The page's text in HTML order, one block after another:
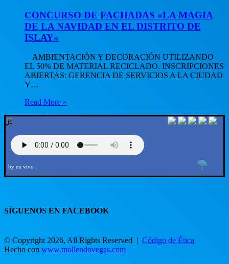
CONCURSO DE FACHADAS «LA MAGIA
DE LA NAVIDAD EN EL DISTRITO DE
ISLAY»
AMBIENTACIÓN Y DECORACIÓN UTILIZANDO
EL 50% DE MATERIAL RECICLADO. INSCRIPCIONES
ABIERTAS: GERENCIA DE SERVICIOS A LA CIUDAD
Y…
Read More »
by en vivo
SÍGUENOS EN FACEBOOK
© Copyright 2026, All Rights Reserved | Código de Ética
Hecho con www.mollendovegas.com